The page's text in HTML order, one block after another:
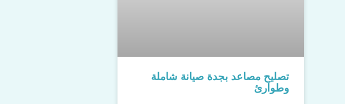
تصليح مصاعد بجدة صيانة شاملة
وطوارئ